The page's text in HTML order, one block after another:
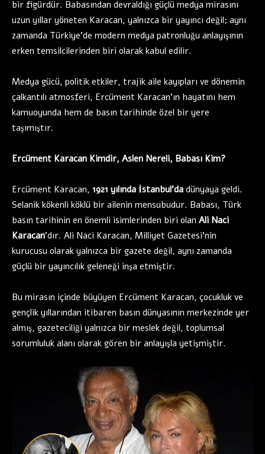
bir figürdür. Babasından devraldığı güçlü medya mirasını
uzun yıllar yöneten Karacan, yalnızca bir yayıncı değil; aynı
zamanda Türkiye’de modern medya patronluğu anlayışının
erken temsilcilerinden biri olarak kabul edilir.
Medya gücü, politik etkiler, trajik aile kayıpları ve dönemin
çalkantılı atmosferi, Ercüment Karacan’ın hayatını hem
kamuoyunda hem de basın tarihinde özel bir yere
taşımıştır.
Ercüment Karacan Kimdir, Aslen Nereli, Babası Kim?
Ercüment Karacan, 1921 yılında İstanbul’da dünyaya geldi.
Selanik kökenli köklü bir ailenin mensubudur. Babası, Türk
basın tarihinin en önemli isimlerinden biri olan Ali Naci
Karacan’dır. Ali Naci Karacan, Milliyet Gazetesi’nin
kurucusu olarak yalnızca bir gazete değil, aynı zamanda
güçlü bir yayıncılık geleneği inşa etmiştir.
Bu mirasın içinde büyüyen Ercüment Karacan, çocukluk ve
gençlik yıllarından itibaren basın dünyasının merkezinde yer
almış, gazeteciliği yalnızca bir meslek değil, toplumsal
sorumluluk alanı olarak gören bir anlayışla yetişmiştir.